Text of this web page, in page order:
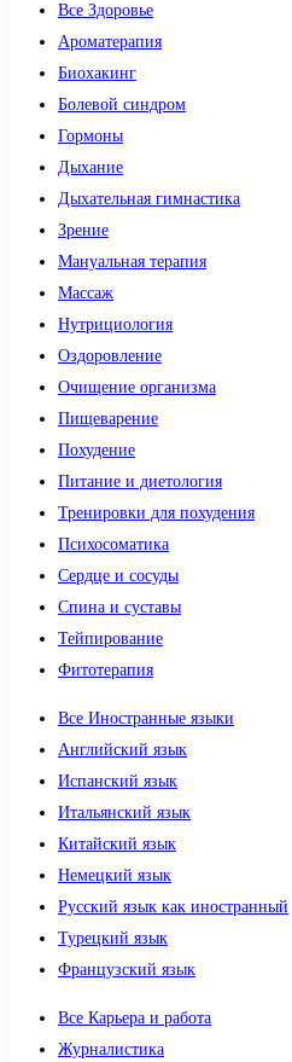
Все Здоровье
Ароматерапия
Биохакинг
Болевой синдром
Гормоны
Дыхание
Дыхательная гимнастика
Зрение
Мануальная терапия
Массаж
Нутрициология
Оздоровление
Очищение организма
Пищеварение
Похудение
Питание и диетология
Тренировки для похудения
Психосоматика
Сердце и сосуды
Спина и суставы
Тейпирование
Фитотерапия
Все Иностранные языки
Английский язык
Испанский язык
Итальянский язык
Китайский язык
Немецкий язык
Русский язык как иностранный
Турецкий язык
Французский язык
Все Карьера и работа
Журналистика